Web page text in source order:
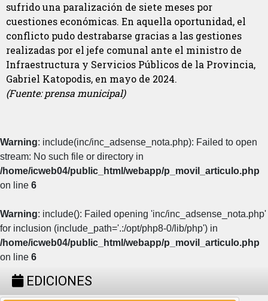
sufrido una paralización de siete meses por
cuestiones económicas. En aquella oportunidad, el
conflicto pudo destrabarse gracias a las gestiones
realizadas por el jefe comunal ante el ministro de
Infraestructura y Servicios Públicos de la Provincia,
Gabriel Katopodis, en mayo de 2024.
(Fuente: prensa municipal)
Warning: include(inc/inc_adsense_nota.php): Failed to open
stream: No such file or directory in
/home/icweb04/public_html/webapp/p_movil_articulo.php
on line 6
Warning: include(): Failed opening 'inc/inc_adsense_nota.php'
for inclusion (include_path='.:/opt/php8-0/lib/php') in
/home/icweb04/public_html/webapp/p_movil_articulo.php
on line 6
EDICIONES